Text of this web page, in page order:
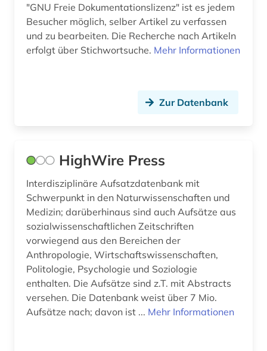
sprachwissenschaft (1)
statistik (2)
strahlenschutz (1)
suchmaschine (2)
syndrom (1)
südafrika (1)
südamerika (1)
südasien (1)
technik (23)
technikgeschichte (2)
technologie (1)
"GNU Freie Dokumentationslizenz" ist es jedem
Besucher möglich, selber Artikel zu verfassen
und zu bearbeiten. Die Recherche nach Artikeln
erfolgt über Stichwortsuche. Mehr Informationen
Zur Datenbank
HighWire Press
Interdisziplinäre Aufsatzdatenbank mit
Schwerpunkt in den Naturwissenschaften und
Medizin; darüberhinaus sind auch Aufsätze aus
sozialwissenschaftlichen Zeitschriften
vorwiegend aus den Bereichen der
Anthropologie, Wirtschaftswissenschaften,
Politologie, Psychologie und Soziologie
enthalten. Die Aufsätze sind z.T. mit Abstracts
versehen. Die Datenbank weist über 7 Mio.
Aufsätze nach; davon ist ... Mehr Informationen